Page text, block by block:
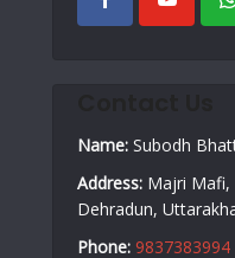
Name: Subodh
Address: Majri Mafi,
Dehradun,
Phone: 9837383994